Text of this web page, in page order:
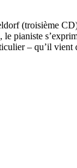
(troisième
pianiste
– qu’il vient